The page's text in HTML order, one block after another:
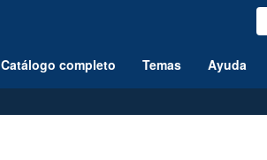
Catálogo completo Temas Ayuda